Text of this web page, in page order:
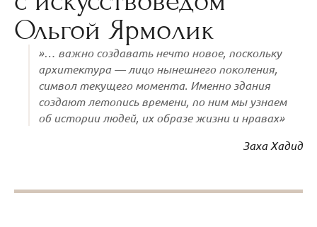
Ольгой Ярмолик
»… важно создавать нечто новое, поскольку
архитектура — лицо нынешнего поколения,
символ текущего момента. Именно здания
создают летопись времени, по ним мы узнаем
об истории людей, их образе жизни и нравах»
Заха Хадид